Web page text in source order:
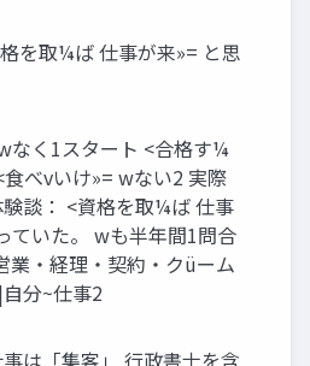
を取¼ば 仕事が来»= と思
なく1スタート <合格す¼
べvいけ»= wない2 実際
談： <資格を取¼ば 仕事
ていた。 wも半年間1問合
営業‧経理‧契約‧クüーム
分~仕事2
は「集客」 行政書士を含